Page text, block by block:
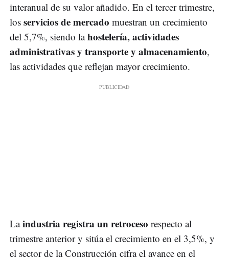
interanual de su valor añadido. En el tercer trimestre,
los servicios de mercado muestran un crecimiento
del 5,7%, siendo lahostelería, actividades
administrativas y transporte y almacenamiento,
las actividades que reflejan mayor crecimiento.
Laindustria registra un retroceso respecto al
trimestre anterior y sitúa el crecimiento en el 3,5%, y
el sector de la Construcción cifra el avance en el